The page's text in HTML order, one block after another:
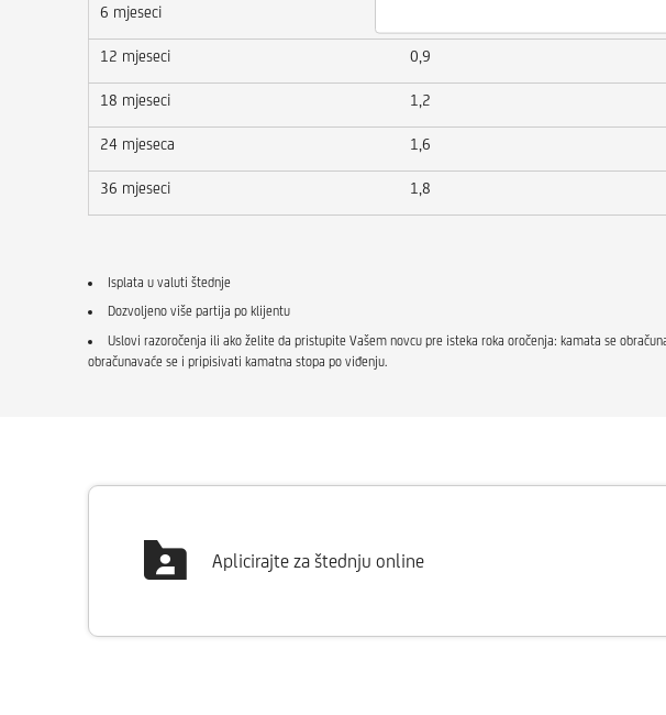
6 mjeseci
12 mjeseci 0,9
18 mjeseci 1,2
24 mjeseca 1,6
36 mjeseci 1,8
Isplata u valuti štednje
Dozvoljeno više partija po klijentu
Uslovi razoročenja ili ako želite da pristupite Vašem novcu pre isteka roka oročenja: kamata se
obračunavaće se i pripisivati kamatna stopa po viđenju.
Aplicirajte za štednju online